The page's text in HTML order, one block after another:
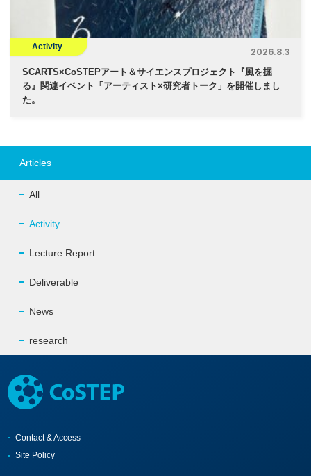
Activity
2026.8.3
SCARTS×CoSTEPアート＆サイエンスプロジェクト『風を掘
る』関連イベント「アーティスト×研究者トーク」を開催しまし
た。
Articles
All
Activity
Lecture Report
Deliverable
News
research
Contact & Access
Site Policy